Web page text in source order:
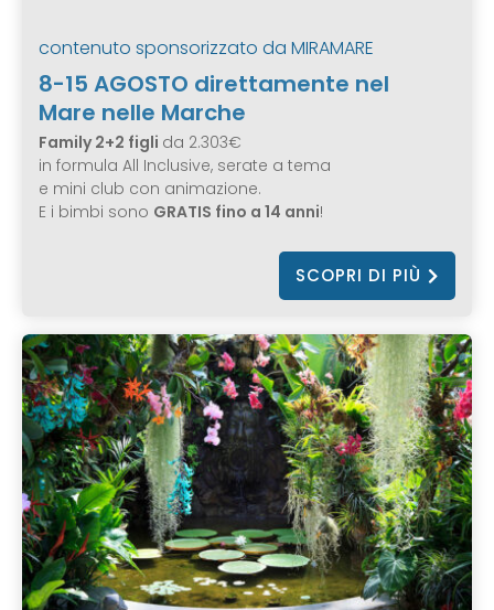
contenuto sponsorizzato da MIRAMARE
8-15 AGOSTO direttamente nel
Mare nelle Marche
Family 2+2 figli da 2.303€
in formula All Inclusive, serate a tema
e mini club con animazione.
E i bimbi sono GRATIS fino a 14 anni!
SCOPRI DI PIÙ